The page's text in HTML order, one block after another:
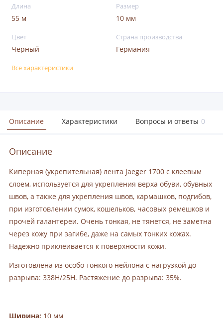
Длина
55 м
Размер
10 мм
Цвет
Чёрный
Страна производства
Германия
Все характеристики
Описание Характеристики Вопросы и ответы 0
Описание
Киперная (укрепительная) лента Jaeger 1700 с клеевым
слоем, используется для укрепления верха обуви, обувных
швов, а также для укрепления швов, кармашков, подгибов,
при изготовлении сумок, кошельков, часовых ремешков и
прочей галантереи. Очень тонкая, не тянется, не заметна
через кожу при загибе, даже на самых тонких кожах.
Надежно приклеивается к поверхности кожи.
Изготовлена из особо тонкого нейлона с нагрузкой до
разрыва: 338H/25H. Растяжение до разрыва: 35%.
Ширина: 10 мм